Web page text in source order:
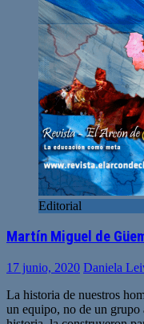
Editorial
Martín Miguel de
17 junio, 2020 Daniela
La historia de nuestros
un equipo, no de un grupo